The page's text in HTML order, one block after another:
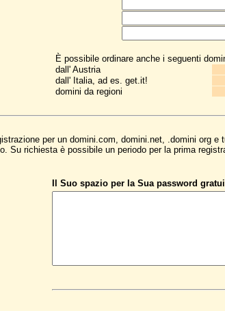
È possibile ordinare anche i seguenti
dall' Austria
dall' Italia, ad es. get.it!
domini da regioni
per un domini.com, domini.net, .domini org
Su richiesta è possibile un periodo per la prima
Il Suo spazio per la Sua password